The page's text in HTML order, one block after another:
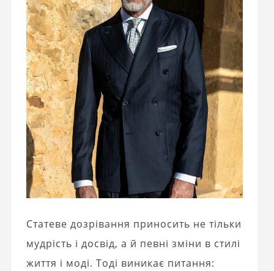
Статеве дозрівання приносить не тільки
мудрість і досвід, а й певні зміни в стилі
життя і моді. Тоді виникає питання: